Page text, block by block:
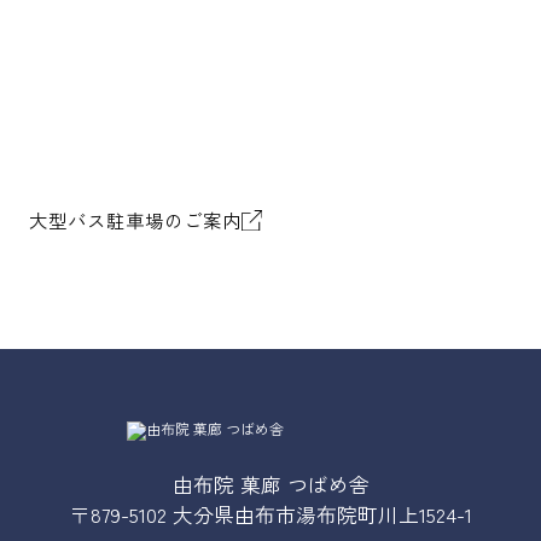
大型バス駐車場のご案内
由布院 菓廊 つばめ舎
〒879-5102 大分県由布市湯布院町川上1524-1